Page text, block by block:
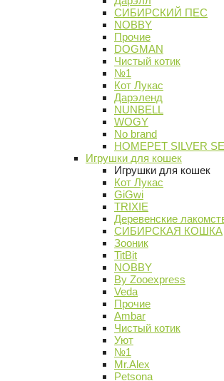
СИБИРСКИЙ ПЕС
NOBBY
Прочие
DOGMAN
Чистый котик
№1
Кот Лукас
Дарэленд
NUNBELL
WOGY
No brand
HOMEPET SILVER
Игрушки для кошек
Игрушки для кошек
Кот Лукас
GiGwi
TRIXIE
Деревенские
СИБИРСКАЯ КОШКА
Зооник
TitBit
NOBBY
By Zooexpress
Veda
Прочие
Ambar
Чистый котик
Уют
№1
Mr.Alex
Petsona